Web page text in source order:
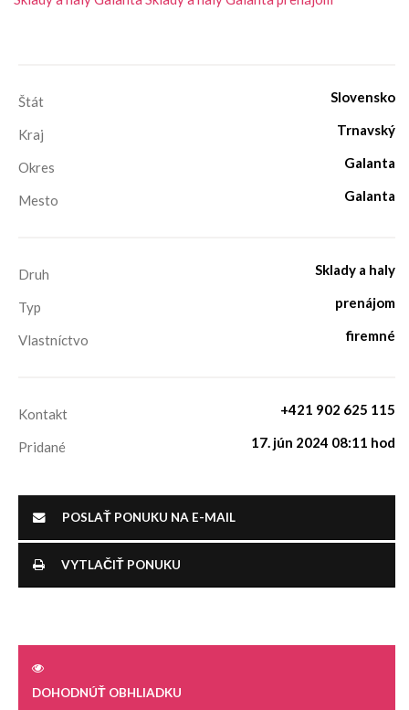
Štát Slovensko
Kraj Trnavský
Okres Galanta
Mesto Galanta
Druh Sklady a haly
Typ prenájom
Vlastníctvo firemné
Kontakt +421 902 625 115
Pridané 17. jún 2024 08:11 hod
POSLAŤ PONUKU NA E-MAIL
VYTLAČIŤ PONUKU
DOHODNÚŤ OBHLIADKU